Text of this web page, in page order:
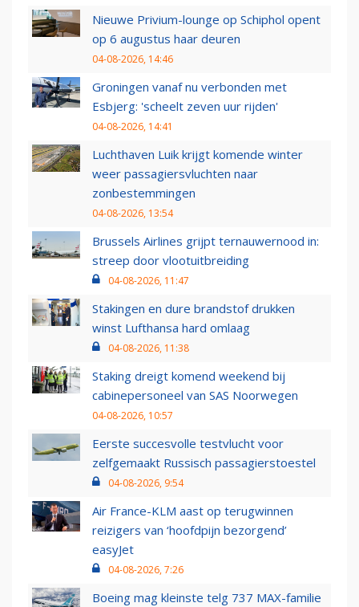
Nieuwe Privium-lounge op Schiphol opent
op 6 augustus haar deuren
04-08-2026, 14:46
Groningen vanaf nu verbonden met
Esbjerg: 'scheelt zeven uur rijden'
04-08-2026, 14:41
Luchthaven Luik krijgt komende winter
weer passagiersvluchten naar
zonbestemmingen
04-08-2026, 13:54
Brussels Airlines grijpt ternauwernood in:
streep door vlootuitbreiding
04-08-2026, 11:47
Stakingen en dure brandstof drukken
winst Lufthansa hard omlaag
04-08-2026, 11:38
Staking dreigt komend weekend bij
cabinepersoneel van SAS Noorwegen
04-08-2026, 10:57
Eerste succesvolle testvlucht voor
zelfgemaakt Russisch passagierstoestel
04-08-2026, 9:54
Air France-KLM aast op terugwinnen
reizigers van ‘hoofdpijn bezorgend’
easyJet
04-08-2026, 7:26
Boeing mag kleinste telg 737 MAX-familie